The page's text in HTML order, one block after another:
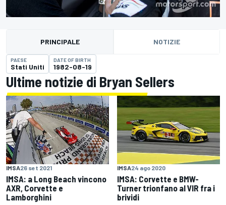
PRINCIPALE NOTIZIE
PAESE
Stati Uniti
DATE OF BIRTH
1982-08-19
Ultime notizie di Bryan Sellers
IMSA26 set 2021
IMSA: a Long Beach vincono
AXR, Corvette e
Lamborghini
IMSA24 ago 2020
IMSA: Corvette e BMW-
Turner trionfano al VIR fra i
brividi